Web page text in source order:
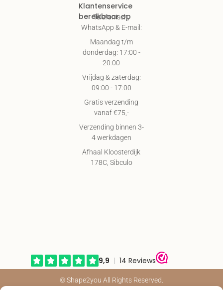
Klantenservice
bereikbaar op
Telefonisch,
WhatsApp & E-mail:
Maandag t/m
donderdag: 17:00 -
20:00
Vrijdag & zaterdag:
09:00 - 17:00
Gratis verzending
vanaf €75,-
Verzending binnen 3-
4 werkdagen
Afhaal Kloosterdijk
178C, Sibculo
© Shape2you All Rights Reserved.